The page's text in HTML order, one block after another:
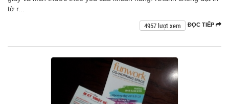
tờ r...
ĐỌC TIẾP
4957 lượt xem